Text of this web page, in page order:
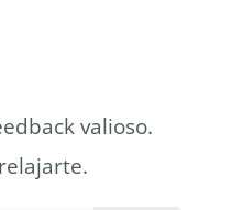
valioso.